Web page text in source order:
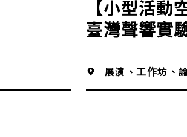
【小型活動
臺灣聲響實
展演、工作坊、